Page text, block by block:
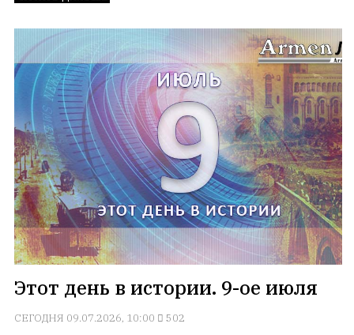
редактор
—
Армен
фон
Геворкян
Этот день в истории. 9-ое июля
СЕГОДНЯ 09.07.2026, 10:00 502